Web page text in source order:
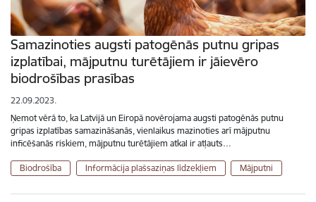
Samazinoties augsti patogēnās putnu gripas
izplatībai, mājputnu turētājiem ir jāievēro
biodrošības prasības
22.09.2023.
Ņemot vērā to, ka Latvijā un Eiropā novērojama augsti patogēnās putnu
gripas izplatības samazināšanās, vienlaikus mazinoties arī mājputnu
inficēšanās riskiem, mājputnu turētājiem atkal ir atļauts…
Biodrošība Informācija plašsaziņas līdzekļiem Mājputni